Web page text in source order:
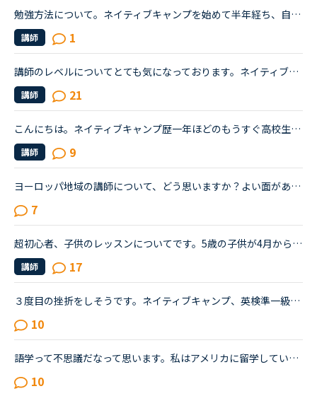
勉強方法について。ネイティブキャンプを始めて半年経ち、自分の話しやすい話題やある程度必要とされる会話は出来るようになりました。日本人講師を含め数人の先生からは君のスキルはgood enough、じゅうぶんコミ...
講師 1
講師のレベルについてとても気になっております。ネイティブキャンプをはじめて3年です。文法と発音の基礎から始めてきたおかげで、段々と言いたいことを表現でき、先生の話していることもほぼ理解できるようにな...
講師 21
こんにちは。ネイティブキャンプ歴一年ほどのもうすぐ高校生になるものです。私は英語が得意でネイティブキャンプと英語塾に通っています。しかしその塾では大量の宿題が出され、かなり高レベルな教材(今はローマ...
講師 9
ヨーロッパ地域の講師について、どう思いますか？よい面がある一方、悪い面もある気がします。皆さんの考えも聞きたいです。《良いこと》・よりネイティブな講師と会話ができる。・他のオンライン英会話だと、ネ...
7
超初心者、子供のレッスンについてです。5歳の子供が4月からお世話になっています。レッツゴーBEGINから始め、何度も繰り返し、今はレッツゴー1をやっています。まだ英語が読めません。（アルファベットはなんと...
講師 17
３度目の挫折をしそうです。ネイティブキャンプ、英検準一級の二次試験の対策をしていたころは、フリートークを使って、ネイティブキャンプに大変お世話になりました。でも、その後、どうしても授業を受けるのを...
10
語学って不思議だなって思います。私はアメリカに留学しています。時間が有り余っているのでネイティブキャンプをしていますが…一年間アメリカにいて、更にネイティブキャンプを今3ヵ月やっていますが、私の思っ...
10